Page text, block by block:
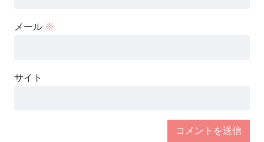
メール ※
サイト